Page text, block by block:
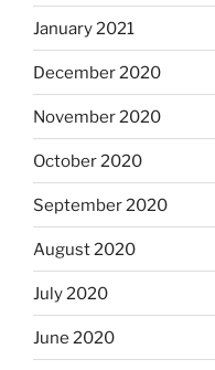
January 2021
December 2020
November 2020
October 2020
September 2020
August 2020
July 2020
June 2020